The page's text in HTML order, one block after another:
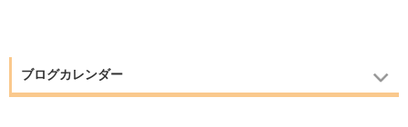
ブログカレンダー